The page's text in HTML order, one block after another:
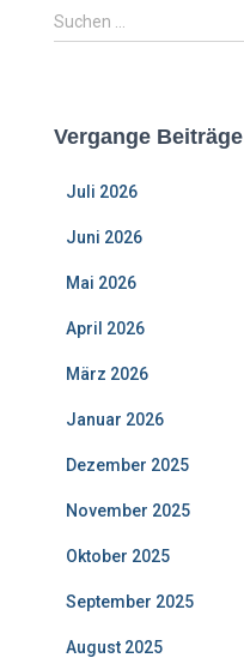
S
u
n
Suchen …
Vergange Beiträge
Juli 2026
Juni 2026
Mai 2026
April 2026
März 2026
Januar 2026
Dezember 2025
November 2025
Oktober 2025
September 2025
August 2025